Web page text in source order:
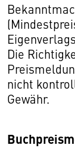
Die
nicht
Gewähr.